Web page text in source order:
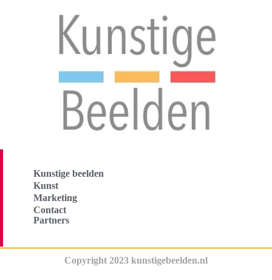
Kunstige beelden
Kunst
Marketing
Contact
Partners
Copyright 2023 kunstigebeelden.nl